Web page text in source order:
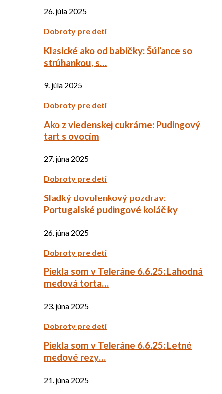
26. júla 2025
Dobroty pre deti
Klasické ako od babičky: Šúľance so
strúhankou, s…
9. júla 2025
Dobroty pre deti
Ako z viedenskej cukrárne: Pudingový
tart s ovocím
27. júna 2025
Dobroty pre deti
Sladký dovolenkový pozdrav:
Portugalské pudingové koláčiky
26. júna 2025
Dobroty pre deti
Piekla som v Teleráne 6.6.25: Lahodná
medová torta…
23. júna 2025
Dobroty pre deti
Piekla som v Teleráne 6.6.25: Letné
medové rezy…
21. júna 2025